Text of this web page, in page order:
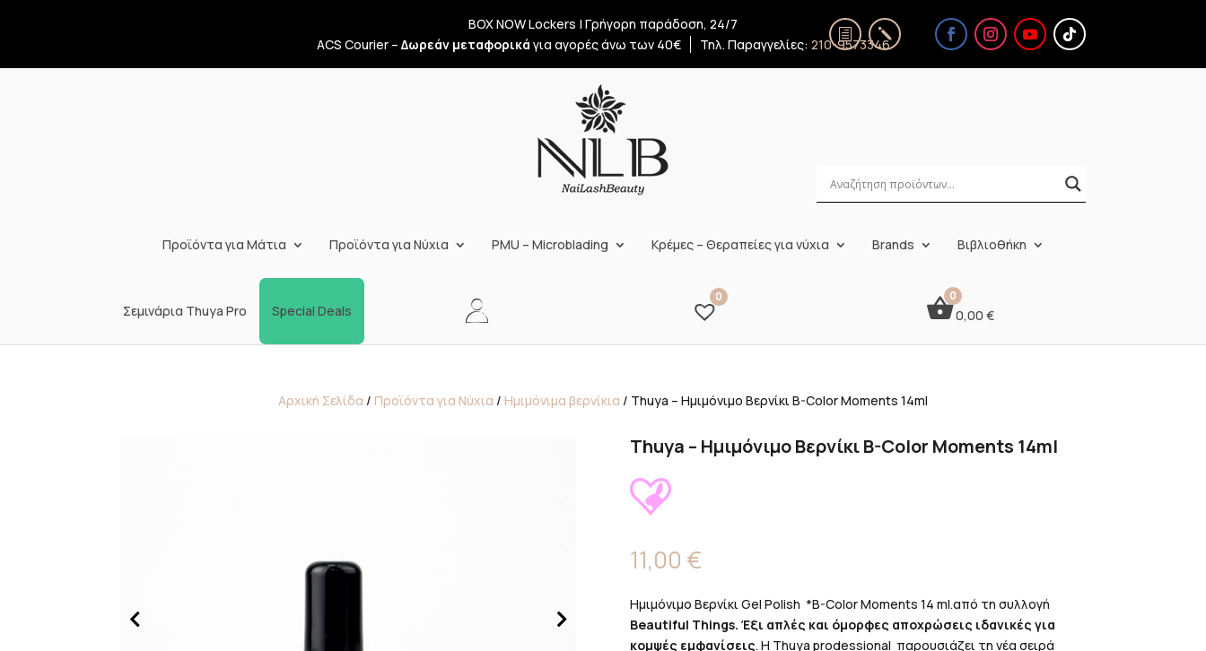
BOX NOW Lockers | Γρήγορη παράδοση, 24/7
ACS Courier – Δωρεάν μεταφορικά για αγορές άνω των 40€ Τηλ. Παραγγελίες: 210-9573346
Προϊόντα για Μάτια Προϊόντα για Νύχια PMU – Microblading Κρέμες – Θεραπείες για νύχια Brands Βιβλιοθήκη
Σεμινάρια Thuya Pro Special Deals
0
0,00 €
Αρχική Σελίδα / Προϊόντα για Νύχια / Ημιμόνιμα βερνίκια / Thuya – Ημιμόνιμο Βερνίκι B-Color Moments 14ml
Thuya – Ημιμόνιμο Βερνίκι B-Color Moments 14ml
11,00 €
Ημιμόνιμο Βερνίκι Gel Polish *B-Color Moments 14 ml.από τη συλλογή
Beautiful Things. Έξι απλές και όμορφες αποχρώσεις ιδανικές για
κομψές εμφανίσεις. Η Thuya prodessional παρουσιάζει τη νέα σειρά